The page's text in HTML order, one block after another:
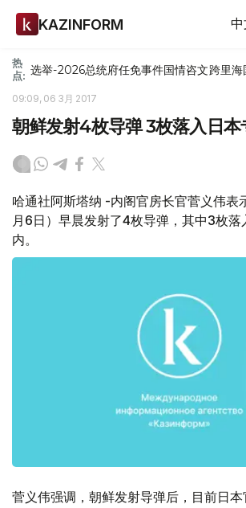
KAZINFORM 中
热
点: 选举-2026总统府任免事件国情咨文跨里
09:09, 06 3月 2017
朝鲜发射4枚导弹 3枚落入日本
哈通社阿斯塔纳 -内阁官房长官菅义伟表
月6日）早晨发射了4枚导弹，其中3枚落
内。
菅义伟强调，朝鲜发射导弹后，目前日